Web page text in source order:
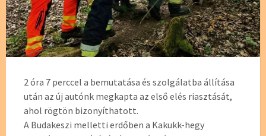
2 óra 7 perccel a bemutatása és szolgálatba állítása
után az új autónk megkapta az első elés riasztását,
ahol rögtön bizonyíthatott.
A Budakeszi melletti erdőben a Kakukk-hegy